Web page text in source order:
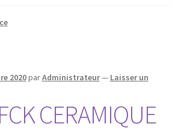
2020parAdministrateur— Laisser un
CERAMIQUE